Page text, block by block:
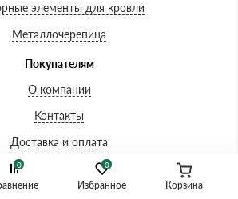
0
Избранное
0
Корзина
элементы для кровли
Металлочерепица
Покупателям
О компании
Контакты
Доставка и оплата
Вопросы-ответы